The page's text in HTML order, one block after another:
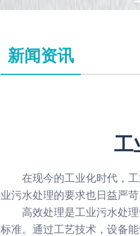
新闻资讯
工
在现今的工业化时代，
业污水处理的要求也日益严
高效处理是工业污水处
标准。通过工艺技术，设备